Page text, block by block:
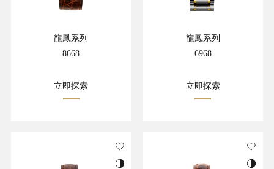
龍鳳系列
8668
立即探索
龍鳳系列
6968
立即探索